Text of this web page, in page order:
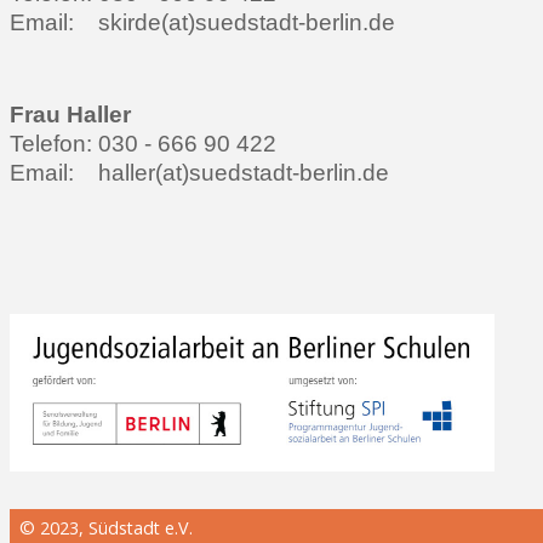
Email: skirde(at)suedstadt-berlin.de
Frau Haller
Telefon: 030 - 666 90 422
Email: haller(at)suedstadt-berlin.de
© 2023, Südstadt e.V.